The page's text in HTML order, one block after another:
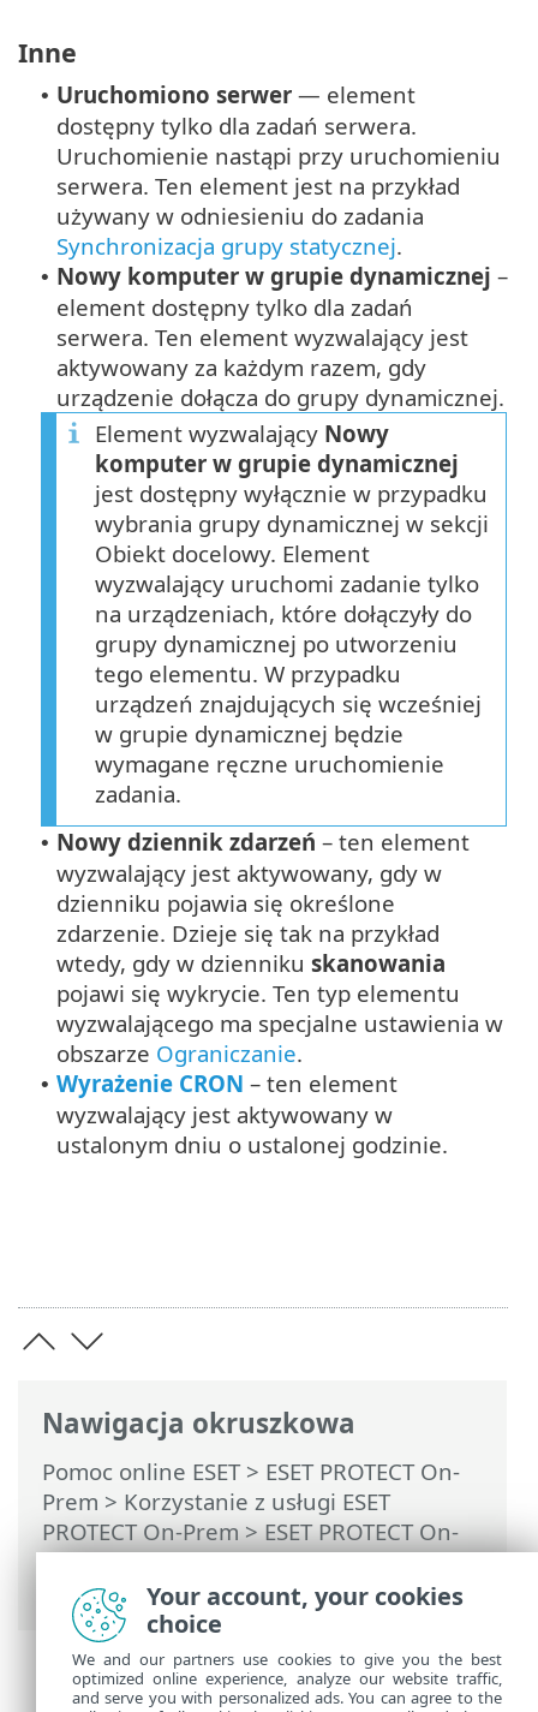
Nawigacja okruszkowa
Pomoc online ESET> ESET PROTECT On-
Prem > Korzystanie z usługi ESET
PROTECT On-Prem>ESET PROTECT On-
Prem Menu główne>Zadania> Typy
elementów wyzwalających zadania
Inne
• Uruchomiono serwer — element
dostępny tylko dla zadań serwera.
Uruchomienie nastąpi przy uruchomieniu
serwera. Ten element jest na przykład
używany w odniesieniu do zadania
Synchronizacja grupy statycznej.
• Nowy komputer w grupie dynamicznej –
element dostępny tylko dla zadań
serwera. Ten element wyzwalający jest
aktywowany za każdym razem, gdy
urządzenie dołącza do grupy dynamicznej.
Element wyzwalający Nowy
komputer w grupie dynamicznej
jest dostępny wyłącznie w przypadku
wybrania grupy dynamicznej w sekcji
Obiekt docelowy. Element
wyzwalający uruchomi zadanie tylko
na urządzeniach, które dołączyły do
grupy dynamicznej po utworzeniu
tego elementu. W przypadku
urządzeń znajdujących się wcześniej
w grupie dynamicznej będzie
wymagane ręczne uruchomienie
zadania.
• Nowy dziennik zdarzeń – ten element
wyzwalający jest aktywowany, gdy w
dzienniku pojawia się określone
zdarzenie. Dzieje się tak na przykład
wtedy, gdy w dzienniku skanowania
pojawi się wykrycie. Ten typ elementu
wyzwalającego ma specjalne ustawienia w
obszarze Ograniczanie.
• Wyrażenie CRON – ten element
wyzwalający jest aktywowany w
ustalonym dniu o ustalonej godzinie.
Your account, your cookies
choice
We and our partners use cookies to give you the best
optimized online experience, analyze our website traffic,
and serve you with personalized ads. You can agree to the